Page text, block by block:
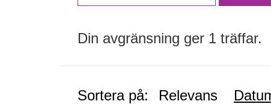
Din avgränsning ger 1 träffar.
Sortera på: Relevans